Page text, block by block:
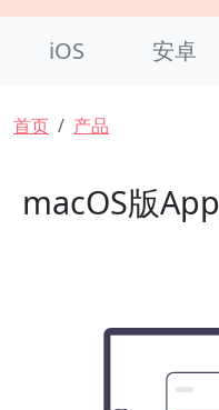
iOS 安卓
面包屑
首页 产品
macOS版App